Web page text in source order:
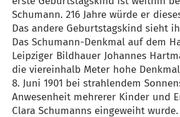
Schumann. 216 Jahre würde er
Das andere Geburtstagskind sieht
Das Schumann-Denkmal auf dem
Leipziger Bildhauer Johannes
die viereinhalb Meter hohe
8. Juni 1901 bei strahlendem
Anwesenheit mehrerer Kinder und
Clara Schumanns eingeweiht